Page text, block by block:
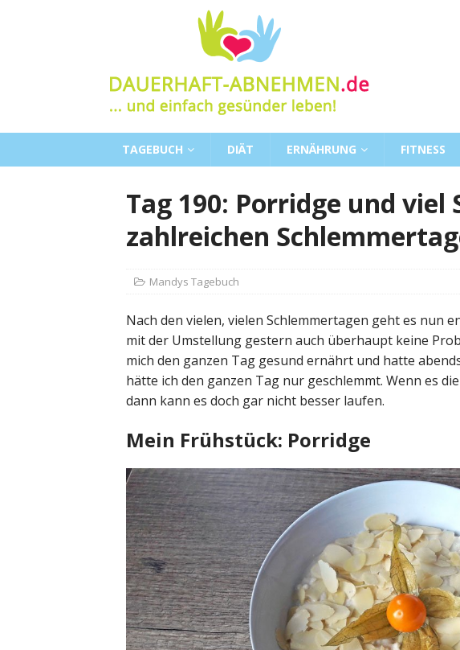
TAGEBUCH DIÄT ERNÄHRUNG FITNESS
Tag 190: Porridge und viel
zahlreichen
Mandys Tagebuch
Nach den vielen, vielen Schlemmertagen geht es nun
mit der Umstellung gestern auch überhaupt keine
mich den ganzen Tag gesund ernährt und hatte
hätte ich den ganzen Tag nur geschlemmt. Wenn es
dann kann es doch gar nicht besser laufen.
Mein Frühstück: Porridge